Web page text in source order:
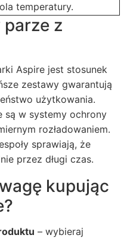
temperatury.
z
Aspire jest stosunek
zestawy gwarantują
użytkowania.
są w systemy ochrony
rozładowaniem.
sprawiają, że
przez długi czas.
kupując
– wybieraj